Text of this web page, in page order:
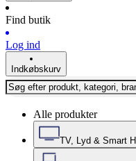
Find butik
Log ind
Indkøbskurv
Alle produkter
TV, Lyd & Smart